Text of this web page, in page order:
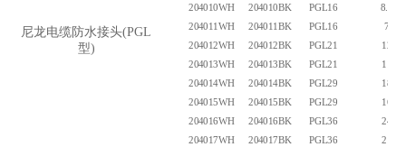
尼龙电缆防水接头(PGL
型)
204010WH
204010BK PGL16
8.5
204011WH
204011BK PGL16
7
204012WH
204012BK PGL21
12
204013WH
204013BK PGL21
11
204014WH
204014BK PGL29
18
204015WH
204015BK PGL29
16
204016WH
204016BK PGL36
24
204017WH
204017BK PGL36
21